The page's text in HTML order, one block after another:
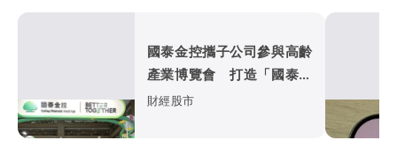
國泰金控攜子公司參與高齡
產業博覽會 打造「國泰遊
樂場」退休理財一站式體驗
財經股市